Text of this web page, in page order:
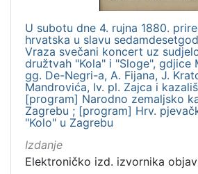
U subotu dne 4. rujna 1880.
hrvatska u slavu
Vraza svečani koncert uz
družtvah "Kola" i "Sloge", gdjice
gg. De-Negri-a, A. Fijana, J.
Mandrovića, Iv. pl. Zajca i
[program] Narodno zemaljsko
Zagrebu ; [program] Hrv.
"Kolo" u Zagrebu
Izdanje
Elektroničko izd. izvornika